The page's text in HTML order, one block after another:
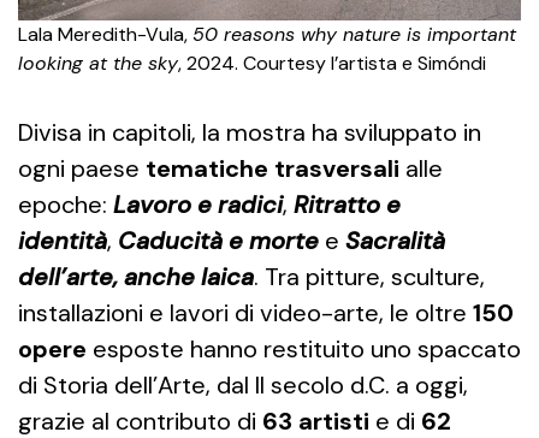
Lala Meredith-Vula, 50 reasons why nature is important
looking at the sky, 2024. Courtesy l’artista e Simóndi
Divisa in capitoli, la mostra ha sviluppato in
ogni paese tematiche trasversali alle
epoche: Lavoro e radici, Ritratto e
identità, Caducità e morte e Sacralità
dell’arte, anche laica. Tra pitture, sculture,
installazioni e lavori di video-arte, le oltre 150
opere esposte hanno restituito uno spaccato
di Storia dell’Arte, dal II secolo d.C. a oggi,
grazie al contributo di 63 artisti e di 62